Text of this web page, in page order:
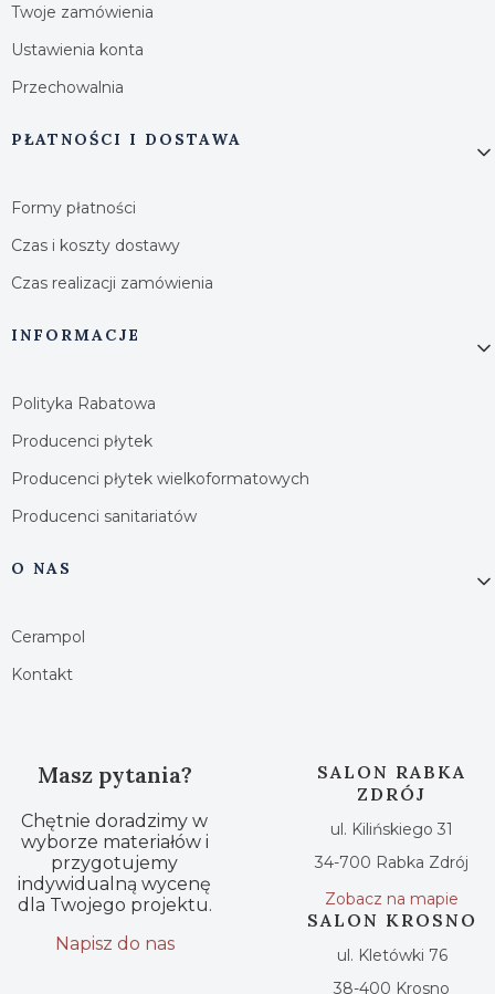
Twoje zamówienia
Ustawienia konta
Przechowalnia
PŁATNOŚCI I DOSTAWA
Formy płatności
Czas i koszty dostawy
Czas realizacji zamówienia
INFORMACJE
Polityka Rabatowa
Producenci płytek
Producenci płytek wielkoformatowych
Producenci sanitariatów
O NAS
Cerampol
Kontakt
Masz pytania?
Chętnie doradzimy w
wyborze materiałów i
przygotujemy
indywidualną wycenę
dla Twojego projektu.
Napisz do nas
SALON RABKA
ZDRÓJ
ul. Kilińskiego 31
34-700 Rabka Zdrój
Zobacz na mapie
SALON KROSNO
ul. Kletówki 76
38-400 Krosno